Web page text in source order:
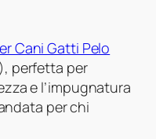
Cani Gatti Pelo
perfetta per
e l’impugnatura
per chi